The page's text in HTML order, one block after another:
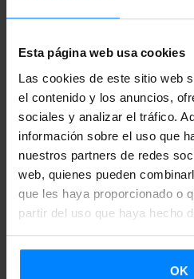
Esta página web usa cookies
Las cookies de este sitio web
el contenido y los anuncios,
sociales y analizar el tráfico.
información sobre el uso que
nuestros partners de redes
web, quienes pueden
que les haya proporcionado o
partir del uso que haya hecho
OK
Feria Internacional de Arte
“la edición más exitosa de la
también para el arte vasco; el
propietario de la única galería
Múgica, hace una valoración
galería ha contado con la
Etxepare para promover la
Son muchos/as los/as artistas